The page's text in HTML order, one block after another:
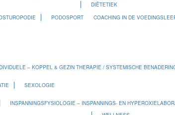
PODOSPORT
DIËTETIEK
COACHING IN DE
– KOPPEL & GEZIN THERAPIE / SYSTEMISCHE
SEXOLOGIE
INSPANNINGSFYSIOLOGIE – INSPANNINGS- EN